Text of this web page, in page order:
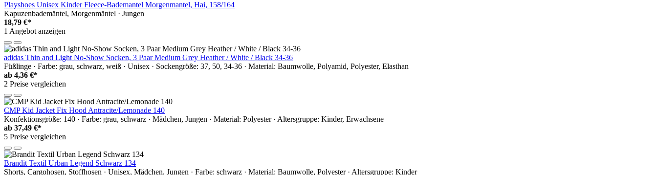
Playshoes Unisex Kinder Fleece-Bademantel Morgenmantel, Hai, 158/164
Kapuzenbademäntel, Morgenmäntel · Jungen
18,79 €*
1 Angebot anzeigen
adidas Thin and Light No-Show Socken, 3 Paar Medium Grey Heather / White / Black 34-36
Füßlinge · Farbe: grau, schwarz, weiß · Unisex · Sockengröße: 37, 50, 34-36 · Material: Baumwolle, Polyamid, Polyester, Elasthan
ab 4,36 €*
2 Preise vergleichen
CMP Kid Jacket Fix Hood Antracite/Lemonade 140
Konfektionsgröße: 140 · Farbe: grau, schwarz · Mädchen, Jungen · Material: Polyester · Altersgruppe: Kinder, Erwachsene
ab 37,49 €*
5 Preise vergleichen
Brandit Textil Urban Legend Schwarz 134
Shorts, Cargohosen, Stoffhosen · Unisex, Mädchen, Jungen · Farbe: schwarz · Material: Baumwolle, Polyester · Altersgruppe: Kinder